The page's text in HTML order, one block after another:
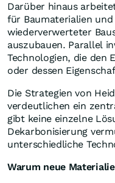
Darüber hinaus
für Baumaterialien
wiederverwerteter
auszubauen. Parallel
Technologien, die den
oder dessen
Die Strategien von
verdeutlichen ein
gibt keine einzelne
Dekarbonisierung
unterschiedliche
Warum neue